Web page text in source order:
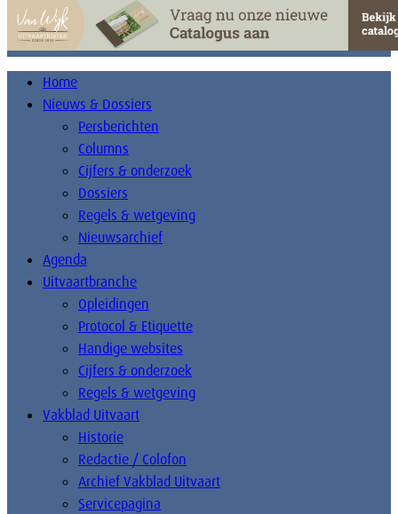
Home
Nieuws & Dossiers
Persberichten
Columns
Cijfers & onderzoek
Dossiers
Regels & wetgeving
Nieuwsarchief
Agenda
Uitvaartbranche
Opleidingen
Protocol & Etiquette
Handige websites
Cijfers & onderzoek
Regels & wetgeving
Vakblad Uitvaart
Historie
Redactie / Colofon
Archief Vakblad Uitvaart
Servicepagina